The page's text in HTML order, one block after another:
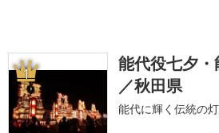
1
能代役七夕
／秋田県
能代に輝く伝統の